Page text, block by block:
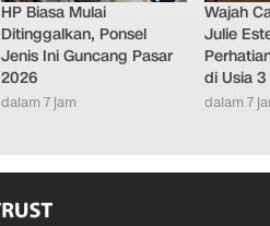
HP Biasa Mulai
Ditinggalkan, Ponsel
Jenis Ini Guncang Pasar
2026
dalam 7 jam
Wajah
Julie
di Usia 3
dalam 7